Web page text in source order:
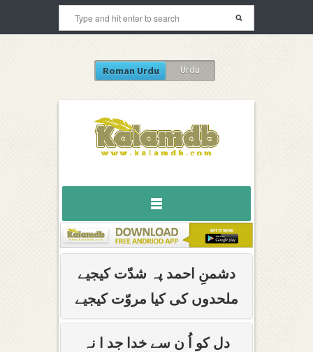
Roman Urdu Urdu
دشمنِ احمد پہ شدّت کیجیے
ملحدوں کی کیا مروّت کیجیے
دل کو اُ ن سے خدا جد ا نہ